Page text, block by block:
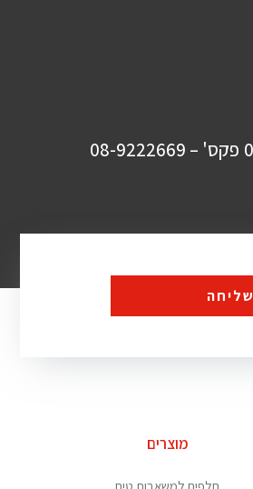
פקס' – 08-9222669
שליחה
מוצרים